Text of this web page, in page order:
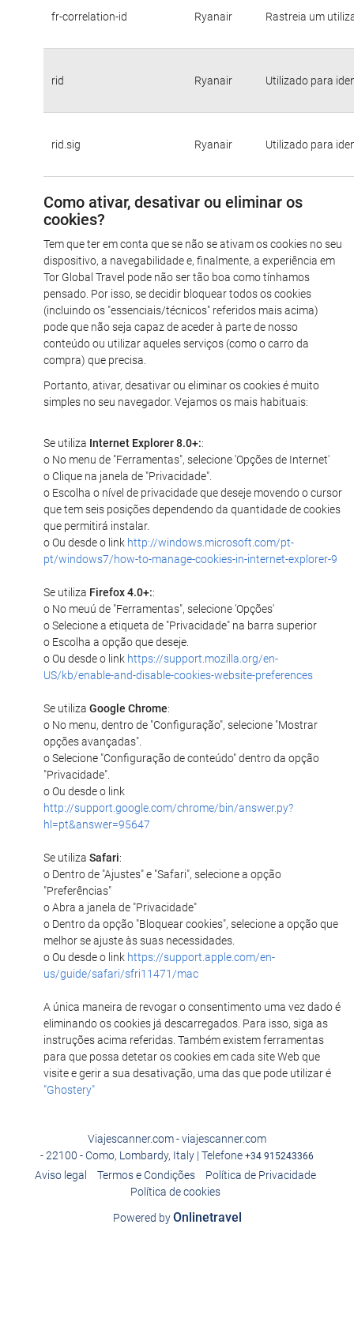
fr-correlation-id Ryanair Rastreia um
rid Ryanair Utilizado para
rid.sig Ryanair Utilizado para
Como ativar, desativar ou eliminar os
cookies?
Tem que ter em conta que se não se ativam os cookies no seu
dispositivo, a navegabilidade e, finalmente, a experiência em
Tor Global Travel pode não ser tão boa como tínhamos
pensado. Por isso, se decidir bloquear todos os cookies
(incluindo os "essenciais/técnicos" referidos mais acima)
pode que não seja capaz de aceder à parte de nosso
conteúdo ou utilizar aqueles serviços (como o carro da
compra) que precisa.
Portanto, ativar, desativar ou eliminar os cookies é muito
simples no seu navegador. Vejamos os mais habituais:
Se utiliza Internet Explorer 8.0+::
o No menu de "Ferramentas", selecione 'Opções de Internet'
o Clique na janela de "Privacidade".
o Escolha o nível de privacidade que deseje movendo o cursor
que tem seis posições dependendo da quantidade de cookies
que permitirá instalar.
o Ou desde o link http://windows.microsoft.com/pt-
pt/windows7/how-to-manage-cookies-in-internet-explorer-9
Se utiliza Firefox 4.0+::
o No meuú de "Ferramentas", selecione 'Opções'
o Selecione a etiqueta de "Privacidade" na barra superior
o Escolha a opção que deseje.
o Ou desde o link https://support.mozilla.org/en-
US/kb/enable-and-disable-cookies-website-preferences
Se utiliza Google Chrome:
o No menu, dentro de "Configuração", selecione "Mostrar
opções avançadas".
o Selecione "Configuração de conteúdo" dentro da opção
"Privacidade".
o Ou desde o link
http://support.google.com/chrome/bin/answer.py?
hl=pt&answer=95647
Se utiliza Safari:
o Dentro de "Ajustes" e "Safari", selecione a opção
"Preferências"
o Abra a janela de "Privacidade"
o Dentro da opção "Bloquear cookies", selecione a opção que
melhor se ajuste às suas necessidades.
o Ou desde o link https://support.apple.com/en-
us/guide/safari/sfri11471/mac
A única maneira de revogar o consentimento uma vez dado é
eliminando os cookies já descarregados. Para isso, siga as
instruções acima referidas. Também existem ferramentas
para que possa detetar os cookies em cada site Web que
visite e gerir a sua desativação, uma das que pode utilizar é
"Ghostery"
Viajescanner.com - viajescanner.com
- 22100 - Como, Lombardy, Italy | Telefone +34 915243366
Aviso legal Termos e Condições
Política de Privacidade
Política de cookies
Powered byOnlinetravel